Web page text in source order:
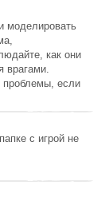
моделировать
как они
врагами.
проблемы, если
с игрой не